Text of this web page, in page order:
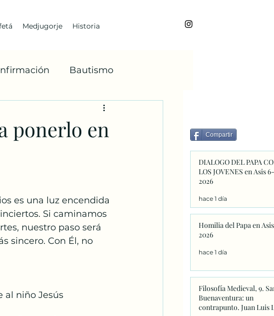
Medjugorje Historia
Bautismo
Pascua Catequesis
ponerlo en
es una luz encendida
Si caminamos
nuestro paso será
sincero. Con Él, no
al niño Jesús
Compartir
DIALOGO DEL PAPA
LOS JOVENES en Asis
2026
hace 1 día
Homilia del Papa en
2026
hace 1 día
Filosofía Medieval, 9.
Buenaventura: un
contrapunto. Juan Luis